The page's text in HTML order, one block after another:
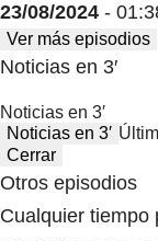
23/08/2024 -
Ver más episodios
Noticias en 3′
Noticias en 3′
Noticias en 3′
Cerrar
Otros episodios
Cualquier tiempo